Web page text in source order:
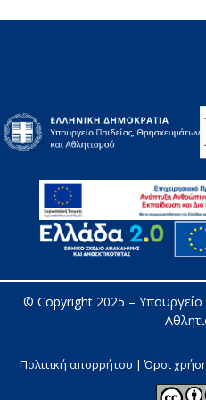
© Copyright 2025 – Υπουργείο
Πολιτική απορρήτου | Όροι